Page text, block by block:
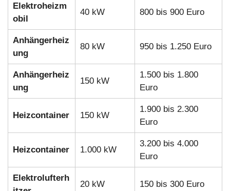
Elektroheizm
obil
40 kW 800 bis 900 Euro
Anhängerheiz
ung
80 kW 950 bis 1.250 Euro
Anhängerheiz
ung
150 kW
1.500 bis 1.800
Euro
Heizcontainer 150 kW
1.900 bis 2.300
Euro
Heizcontainer 1.000 kW
3.200 bis 4.000
Euro
Elektrolufterh
20 kW 150 bis 300 Euro